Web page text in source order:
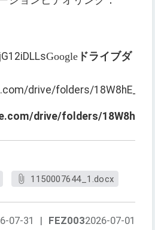
Google ドライブダ
drive/folders/
drive/folders/
1150007644_1.docx
FEZ0032026-07-01
07-31
|